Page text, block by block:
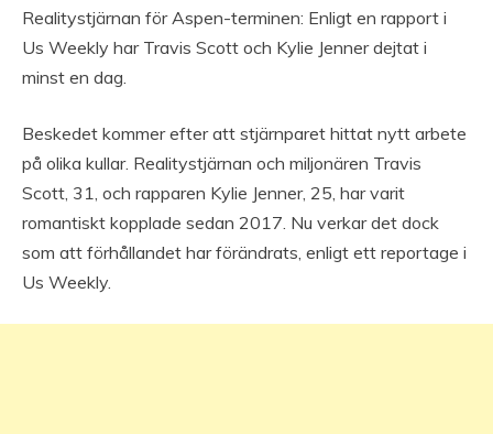
Realitystjärnan för Aspen-terminen: Enligt en rapport i
Us Weekly har Travis Scott och Kylie Jenner dejtat i
minst en dag.
Beskedet kommer efter att stjärnparet hittat nytt arbete
på olika kullar. Realitystjärnan och miljonären Travis
Scott, 31, och rapparen Kylie Jenner, 25, har varit
romantiskt kopplade sedan 2017. Nu verkar det dock
som att förhållandet har förändrats, enligt ett reportage i
Us Weekly.